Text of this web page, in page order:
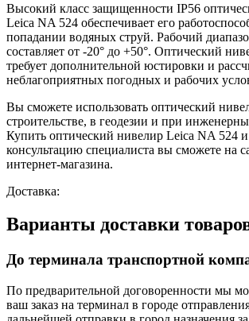
Высокий класс защищенности IP56
Leica NA 524 обеспечивает его
попадании водяных струй. Рабочий
составляет от -20° до +50°. Оптический
требует дополнительной юстировки и
неблагоприятных погодных и рабочих
Вы сможете использовать оптический
строительстве, в геодезии и при
Купить оптический нивелир Leica NA 524
консультацию специалиста вы сможете на
интернет-магазина.
Доставка:
Варианты доставки
До терминала транспортной
По предварительной договоренности мы
ваш заказ на терминал в городе